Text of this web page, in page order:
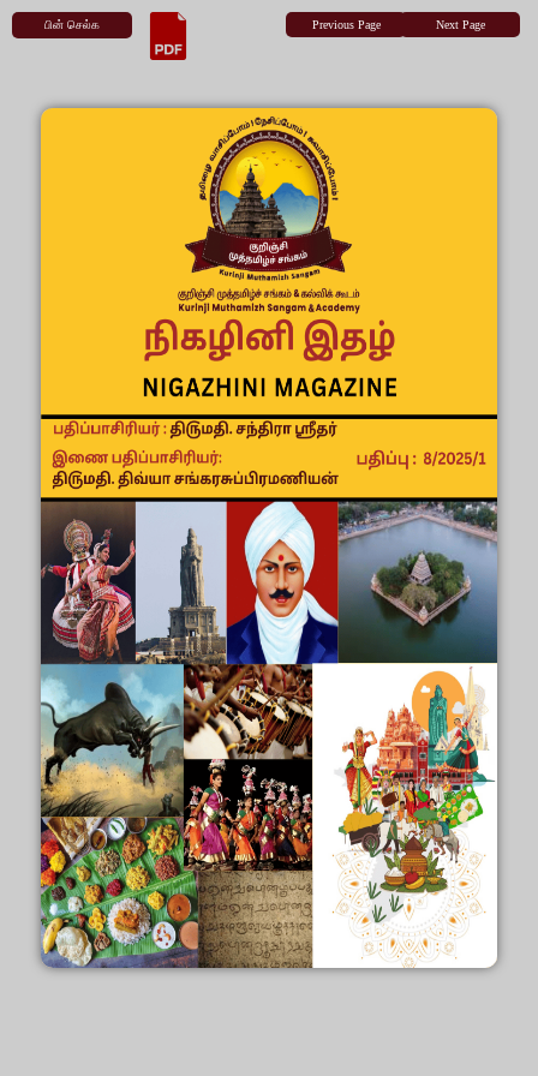
Previous Page Next Page
பின் செல்க